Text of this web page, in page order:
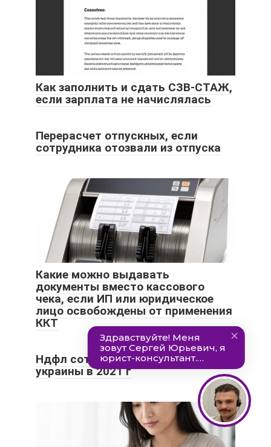
Как заполнить и сдать СЗВ-СТАЖ,
если зарплата не начислялась
Перерасчет отпускных, если
сотрудника отозвали из отпуска
Какие можно выдавать
документы вместо кассового
чека, если ИП или юридическое
лицо освобождены от применения
ККТ
Ндфл сотрудника гражданина
украины в 2021 г